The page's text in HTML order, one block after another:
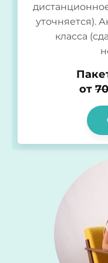
уточняется).
класса
от 70